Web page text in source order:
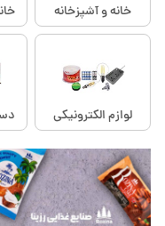
خانه و آشپزخانه
لوازم الکترونیکی